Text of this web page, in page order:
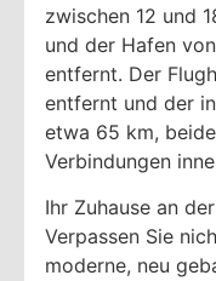
zwischen 12 und
und der Hafen
entfernt. Der
entfernt und der
etwa 65 km,
Verbindungen
Ihr Zuhause an
Verpassen Sie
moderne, neu